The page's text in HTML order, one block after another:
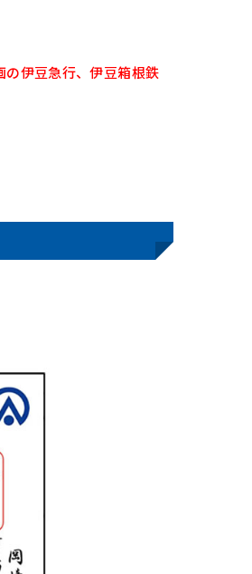
伊豆急行、伊豆箱根鉄